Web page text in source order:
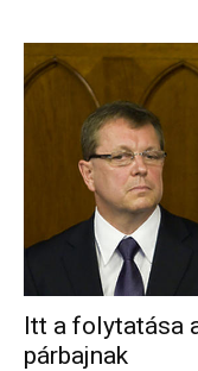
Itt a folytatása
párbajnak